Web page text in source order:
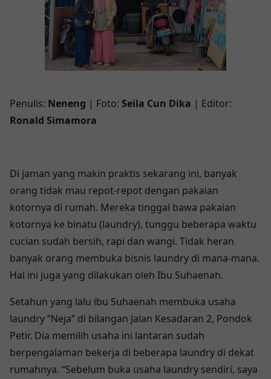
Penulis: Neneng | Foto: Seila Cun Dika | Editor:
Ronald Simamora
Di jaman yang makin praktis sekarang ini, banyak
orang tidak mau repot-repot dengan pakaian
kotornya di rumah. Mereka tinggal bawa pakaian
kotornya ke binatu (laundry), tunggu beberapa waktu
cucian sudah bersih, rapi dan wangi. Tidak heran
banyak orang membuka bisnis laundry di mana-mana.
Hal ini juga yang dilakukan oleh Ibu Suhaenah.
Setahun yang lalu ibu Suhaenah membuka usaha
laundry “Neja” di bilangan Jalan Kesadaran 2, Pondok
Petir. Dia memilih usaha ini lantaran sudah
berpengalaman bekerja di beberapa laundry di dekat
rumahnya. “Sebelum buka usaha laundry sendiri, saya